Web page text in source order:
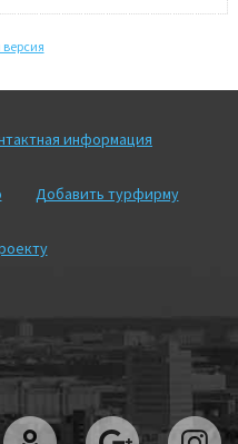
информация
Добавить турфирму